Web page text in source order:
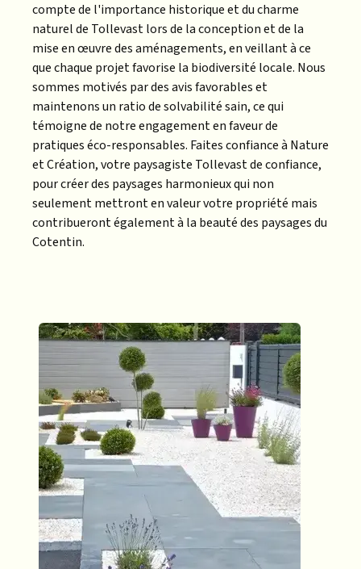
compte de l'importance historique et du charme
naturel de Tollevast lors de la conception et de la
mise en œuvre des aménagements, en veillant à ce
que chaque projet favorise la biodiversité locale. Nous
sommes motivés par des avis favorables et
maintenons un ratio de solvabilité sain, ce qui
témoigne de notre engagement en faveur de
pratiques éco-responsables. Faites confiance à Nature
et Création, votre paysagiste Tollevast de confiance,
pour créer des paysages harmonieux qui non
seulement mettront en valeur votre propriété mais
contribueront également à la beauté des paysages du
Cotentin.